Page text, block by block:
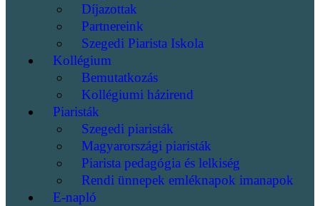
Díjazottak
Partnereink
Szegedi Piarista Iskola
Kollégium
Bemutatkozás
Kollégiumi házirend
Piaristák
Szegedi piaristák
Magyarországi piaristák
Piarista pedagógia és lelkiség
Rendi ünnepek emléknapok imanapok
E-napló